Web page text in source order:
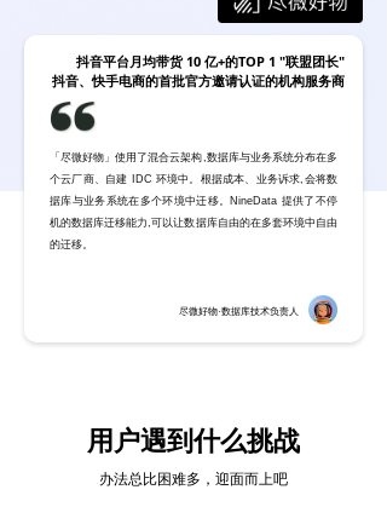
用户遇到什么挑战
办法总比困难多，迎面而上吧
抖音平台月均带货 10 亿+的TOP 1 "联盟团长"
抖音、快手电商的首批官方邀请认证的机构服务商
「尽微好物」使用了混合云架构,数据库与业务系统分布在多
个云厂商、自建 IDC 环境中。根据成本、业务诉求,会将数
据库与业务系统在多个环境中迁移。NineData 提供了不停
机的数据库迁移能力,可以让数据库自由的在多套环境中自由
的迁移。
尽微好物·数据库技术负责人